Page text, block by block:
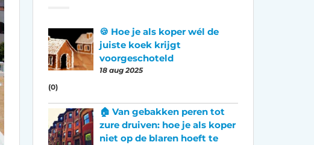
🍪 Hoe je als koper wél de
juiste koek krijgt
voorgeschoteld
18 aug 2025
(0)
🏠 Van gebakken peren tot
zure druiven: hoe je als koper
niet op de blaren hoeft te